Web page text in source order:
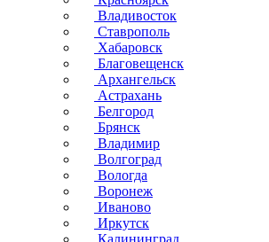
Владивосток
Ставрополь
Хабаровск
Благовещенск
Архангельск
Астрахань
Белгород
Брянск
Владимир
Волгоград
Вологда
Воронеж
Иваново
Иркутск
Калининград